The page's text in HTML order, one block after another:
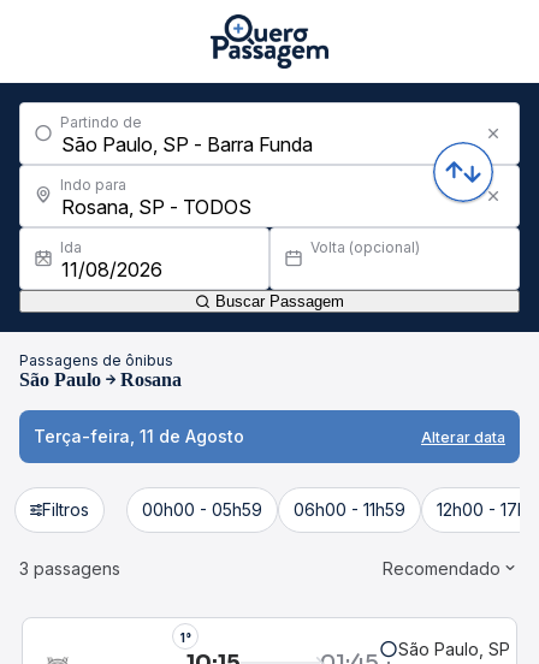
Partindo de
Indo para
Ida Volta (opcional)
Buscar Passagem
Passagens de ônibus
São Paulo Rosana
Terça-feira, 11 de Agosto Alterar data
Filtros 00h00 - 05h59 06h00 - 11h59 12h00 -
3 passagens Recomendado
1°
São Paulo, SP -